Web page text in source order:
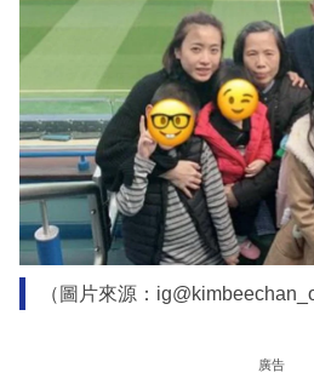
（圖片來源：
廣告